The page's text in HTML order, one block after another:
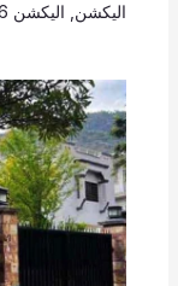
الیکشن الیکشن 2026